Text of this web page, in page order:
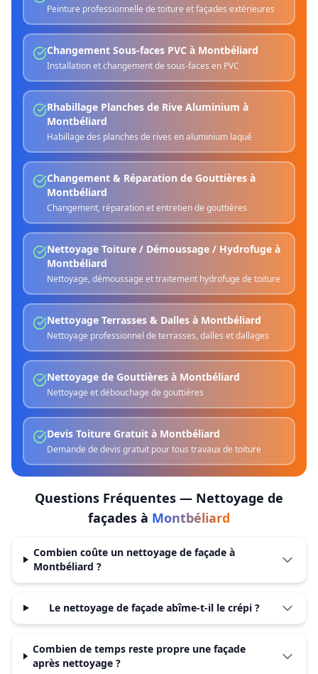
Peinture professionnelle de toiture et façades extérieures
Changement Sous-faces PVC à Montbéliard
Installation et changement de sous-faces en PVC
Rhabillage Planches de Rive Aluminium à
Montbéliard
Habillage des planches de rives en aluminium laqué
Changement & Réparation de Gouttières à
Montbéliard
Changement, réparation et entretien de gouttières
Nettoyage Toiture / Démoussage / Hydrofuge à
Montbéliard
Nettoyage, démoussage et traitement hydrofuge de toiture
Nettoyage Terrasses & Dalles à Montbéliard
Nettoyage professionnel de terrasses, dalles et dallages
Nettoyage de Gouttières à Montbéliard
Nettoyage et débouchage de gouttières
Devis Toiture Gratuit à Montbéliard
Demande de devis gratuit pour tous travaux de toiture
Questions Fréquentes — Nettoyage de
façades à Montbéliard
Combien coûte un nettoyage de façade à
Montbéliard ?
Le nettoyage de façade abîme-t-il le crépi ?
Combien de temps reste propre une façade
après nettoyage ?